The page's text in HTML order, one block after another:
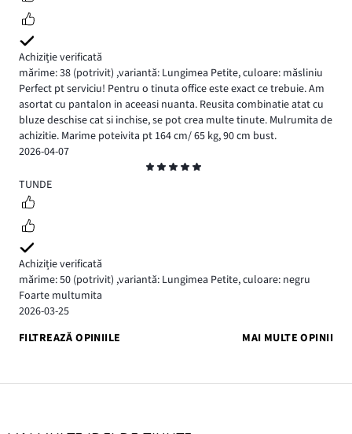
Achiziție verificată
mărime: 38 (potrivit) ,variantă: Lungimea Petite,culoare: măsliniu
Perfect pt serviciu! Pentru o tinuta office este exact ce trebuie. Am
asortat cu pantalon in aceeasi nuanta. Reusita combinatie atat cu
bluze deschise cat si inchise, se pot crea multe tinute. Mulrumita de
achizitie. Marime poteivita pt 164 cm/ 65 kg, 90 cm bust.
2026-04-07
5
TUNDE
Achiziție verificată
mărime: 50 (potrivit) ,variantă: Lungimea Petite,culoare: negru
Foarte multumita
2026-03-25
FILTREAZĂ OPINIILE
MAI MULTE OPINII